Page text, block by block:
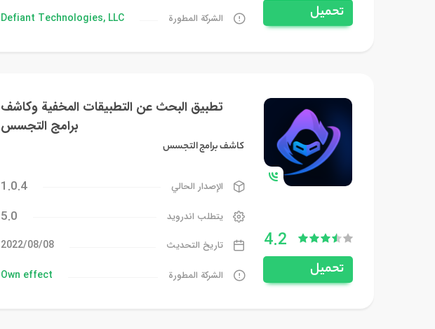
تحميل الشركة المطورة Defiant Technologies, LLC
4.2
تحميل
تطبيق البحث عن التطبيقات المخفية وكاشف
برامج التجسس
كاشف برامج التجسس
الإصدار الحالي 1.0.4
يتطلب اندرويد 5.0
تاريخ التحديث 08‏/08‏/2022
الشركة المطورة Own effect